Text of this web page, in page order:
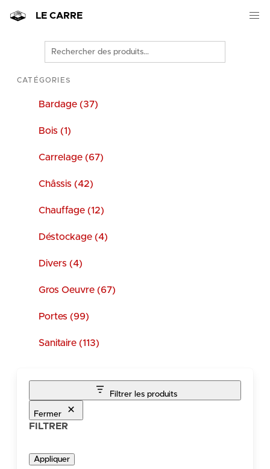
LE CARRE
Rechercher
des
produits
CATÉGORIES
Bardage (37)
Bois (1)
Carrelage (67)
Châssis (42)
Chauffage (12)
Déstockage (4)
Divers (4)
Gros Oeuvre (67)
Portes (99)
Sanitaire (113)
Filtrer les produits
Fermer
FILTRER
Appliquer